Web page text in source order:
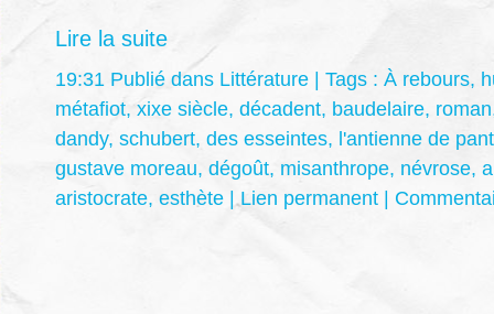
Lire la suite
19:31 Publié dans Littérature | Tags : À rebours,
métafiot, xixe siècle, décadent, baudelaire, roman
dandy, schubert, des esseintes, l'antienne de
gustave moreau, dégoût, misanthrope, névrose,
aristocrate, esthète | Lien permanent |